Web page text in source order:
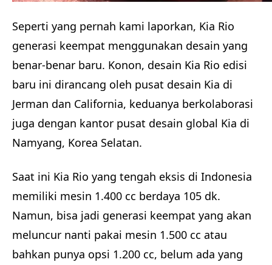
Seperti yang pernah kami laporkan, Kia Rio
generasi keempat menggunakan desain yang
benar-benar baru. Konon, desain Kia Rio edisi
baru ini dirancang oleh pusat desain Kia di
Jerman dan California, keduanya berkolaborasi
juga dengan kantor pusat desain global Kia di
Namyang, Korea Selatan.
Saat ini Kia Rio yang tengah eksis di Indonesia
memiliki mesin 1.400 cc berdaya 105 dk.
Namun, bisa jadi generasi keempat yang akan
meluncur nanti pakai mesin 1.500 cc atau
bahkan punya opsi 1.200 cc, belum ada yang